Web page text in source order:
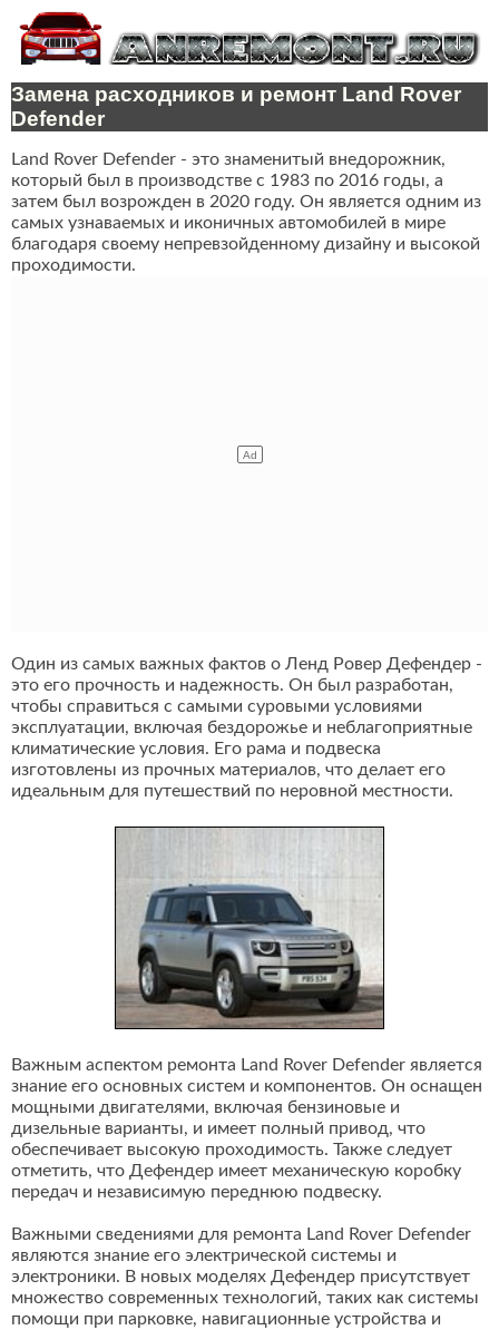
Замена расходников и ремонт Land Rover
Defender
Land Rover Defender - это знаменитый внедорожник,
который был в производстве с 1983 по 2016 годы, а
затем был возрожден в 2020 году. Он является одним из
самых узнаваемых и иконичных автомобилей в мире
благодаря своему непревзойденному дизайну и высокой
проходимости.
Один из самых важных фактов о Ленд Ровер Дефендер -
это его прочность и надежность. Он был разработан,
чтобы справиться с самыми суровыми условиями
эксплуатации, включая бездорожье и неблагоприятные
климатические условия. Его рама и подвеска
изготовлены из прочных материалов, что делает его
идеальным для путешествий по неровной местности.
Важным аспектом ремонта Land Rover Defender является
знание его основных систем и компонентов. Он оснащен
мощными двигателями, включая бензиновые и
дизельные варианты, и имеет полный привод, что
обеспечивает высокую проходимость. Также следует
отметить, что Дефендер имеет механическую коробку
передач и независимую переднюю подвеску.
Важными сведениями для ремонта Land Rover Defender
являются знание его электрической системы и
электроники. В новых моделях Дефендер присутствует
множество современных технологий, таких как системы
помощи при парковке, навигационные устройства и